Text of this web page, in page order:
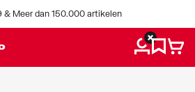
& Meer dan 150.000 artikelen